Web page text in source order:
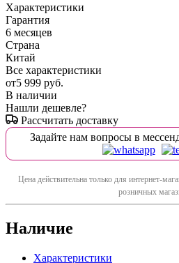
Характеристики
Гарантия
6 месяцев
Страна
Китай
Все характеристики
от5 999 руб.
В наличии
Нашли дешевле?
Рассчитать доставку
Задайте нам вопросы в
Цена действительна только для интернет-
розничных
Наличие
Характеристики